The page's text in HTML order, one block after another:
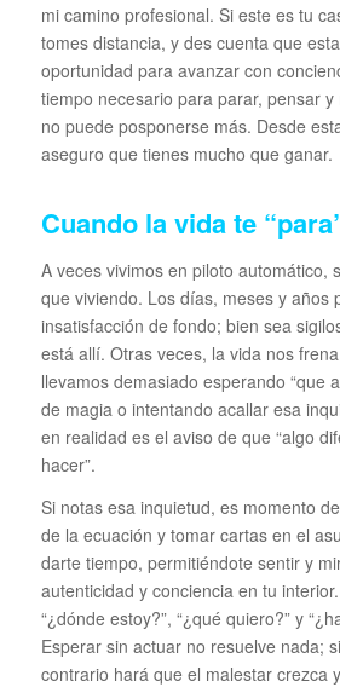
mi camino profesional. Si este es tu
tomes distancia, y des cuenta que
oportunidad para avanzar con
tiempo necesario para parar, pensar
no puede posponerse más. Desde
aseguro que tienes mucho que ganar.
Cuando la vida te
A veces vivimos en piloto automático,
que viviendo. Los días, meses y años
insatisfacción de fondo; bien sea
está allí. Otras veces, la vida nos
llevamos demasiado esperando “que
de magia o intentando acallar esa
en realidad es el aviso de que “algo
hacer”.
Si notas esa inquietud, es momento
de la ecuación y tomar cartas en el
darte tiempo, permitiéndote sentir y
autenticidad y conciencia en tu
“¿dónde estoy?”, “¿qué quiero?” y
Esperar sin actuar no resuelve nada;
contrario hará que el malestar crezca